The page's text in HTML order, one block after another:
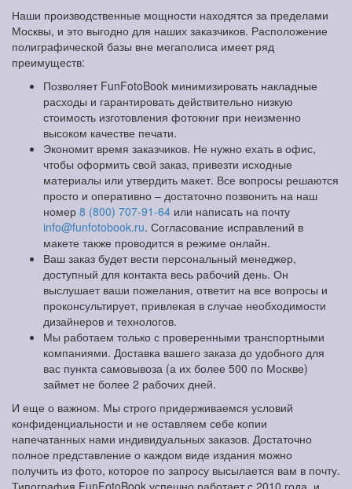
Наши производственные мощности находятся за пределами
Москвы, и это выгодно для наших заказчиков. Расположение
полиграфической базы вне мегаполиса имеет ряд
преимуществ:
Позволяет FunFotoBook минимизировать накладные
расходы и гарантировать действительно низкую
стоимость изготовления фотокниг при неизменно
высоком качестве печати.
Экономит время заказчиков. Не нужно ехать в офис,
чтобы оформить свой заказ, привезти исходные
материалы или утвердить макет. Все вопросы решаются
просто и оперативно – достаточно позвонить на наш
номер 8 (800) 707-91-64 или написать на почту
info@funfotobook.ru. Согласование исправлений в
макете также проводится в режиме онлайн.
Ваш заказ будет вести персональный менеджер,
доступный для контакта весь рабочий день. Он
выслушает ваши пожелания, ответит на все вопросы и
проконсультирует, привлекая в случае необходимости
дизайнеров и технологов.
Мы работаем только с проверенными транспортными
компаниями. Доставка вашего заказа до удобного для
вас пункта самовывоза (а их более 500 по Москве)
займет не более 2 рабочих дней.
И еще о важном. Мы строго придерживаемся условий
конфиденциальности и не оставляем себе копии
напечатанных нами индивидуальных заказов. Достаточно
полное представление о каждом виде издания можно
получить из фото, которое по запросу высылается вам в почту.
Типография FunFotoBook успешно работает с 2010 года, и